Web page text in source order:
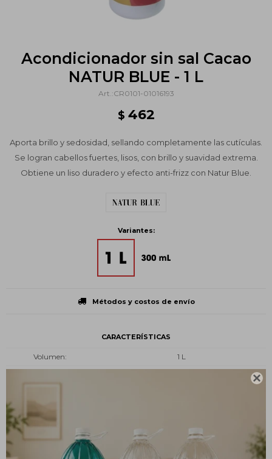

Acondicionador sin sal Cacao
NATUR BLUE - 1 L
CR0101-01016193
$ 462
Aporta brillo y sedosidad, sellando completamente las cutículas.
Se logran cabellos fuertes, lisos, con brillo y suavidad extrema.
Obtiene un liso duradero y efecto anti-frizz con Natur Blue.
Variantes:
Métodos y costos de envío
CARACTERÍSTICAS
Volumen
1 L
Descripción